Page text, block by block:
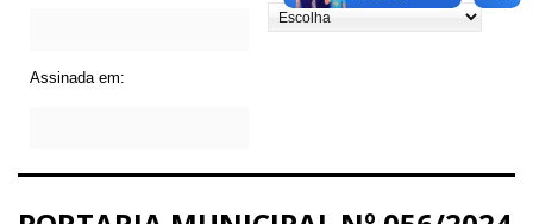
Assinada em: